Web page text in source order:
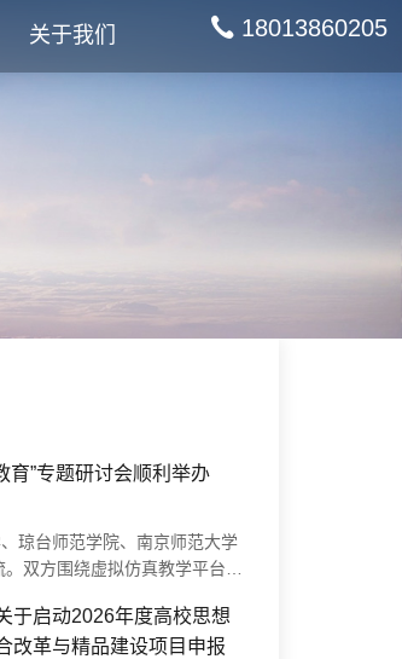
关于我们 18013860205
育”专题研讨会顺利举办
琼台师范学院、南京师范大学
双方围绕虚拟仿真教学平台、
心建设方案、裸眼3D虚仿系
合典型案例分享实践成果。此
于启动2026年度高校思想
改革与精品建设项目申报